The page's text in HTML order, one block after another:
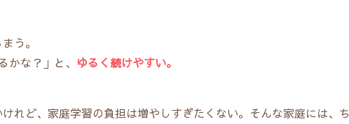
う。
な？」と、 ゆるく続けやすい。
れど、家庭学習の負担は増やしすぎたくない。そんな家庭には、ち